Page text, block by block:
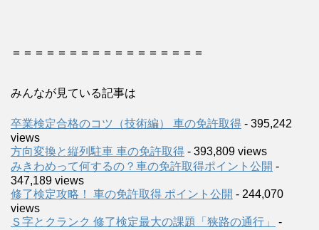
＝＝＝＝＝＝＝＝＝＝＝＝＝＝＝＝＝
みんなが見ている記事は
卒業検定合格のコツ（技術編） 車の免許取得 - 395,242
views
方向変換と縦列駐車 車の免許取得 - 393,809 views
みきわめって何するの？車の免許取得ポイント公開 -
347,189 views
修了検定攻略！ 車の免許取得 ポイント公開 - 244,070
views
Ｓ字とクランク 修了検定最大の課題「狭路の通行」
-